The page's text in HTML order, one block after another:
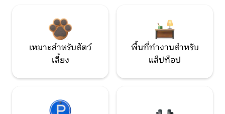
เหมาะสำหรับสัตว์
เลี้ยง
พื้นที่ทำงานสำหรับ
แล็ปท็อป